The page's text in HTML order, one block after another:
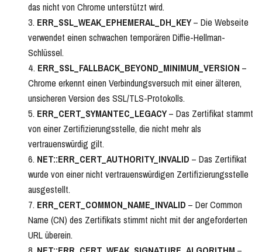
das nicht von Chrome unterstützt wird.
ERR_SSL_WEAK_EPHEMERAL_DH_KEY– Die Webseite
verwendet einen schwachen temporären Diffie-Hellman-
Schlüssel.
ERR_SSL_FALLBACK_BEYOND_MINIMUM_VERSION –
Chrome erkennt einen Verbindungsversuch mit einer älteren,
unsicheren Version des SSL/TLS-Protokolls.
ERR_CERT_SYMANTEC_LEGACY– Das Zertifikat stammt
von einer Zertifizierungsstelle, die nicht mehr als
vertrauenswürdig gilt.
NET::ERR_CERT_AUTHORITY_INVALID – Das Zertifikat
wurde von einer nicht vertrauenswürdigen Zertifizierungsstelle
ausgestellt.
ERR_CERT_COMMON_NAME_INVALID – Der Common
Name (CN) des Zertifikats stimmt nicht mit der angeforderten
URL überein.